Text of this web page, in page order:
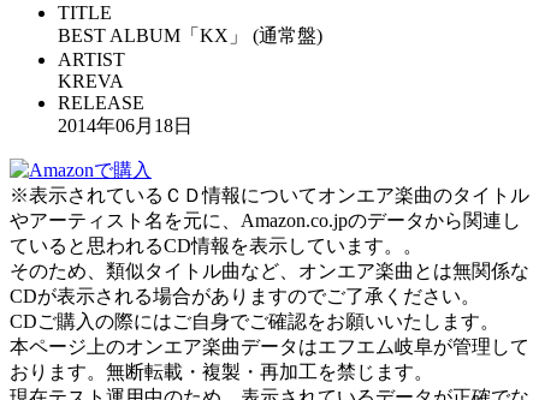
TITLE
BEST ALBUM「KX」 (通常盤)
ARTIST
KREVA
RELEASE
2014年06月18日
※表示されているＣＤ情報についてオンエア楽曲のタイトル
やアーティスト名を元に、Amazon.co.jpのデータから関連し
ていると思われるCD情報を表示しています。。
そのため、類似タイトル曲など、オンエア楽曲とは無関係な
CDが表示される場合がありますのでご了承ください。
CDご購入の際にはご自身でご確認をお願いいたします。
本ページ上のオンエア楽曲データはエフエム岐阜が管理して
おります。無断転載・複製・再加工を禁じます。